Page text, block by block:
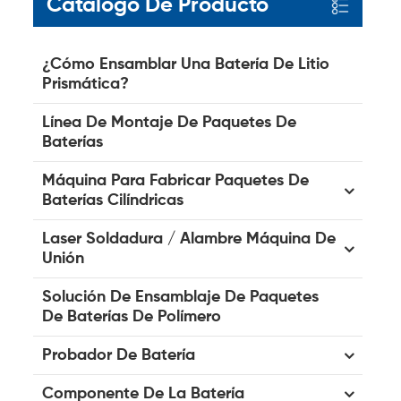
Catalogo De Producto
¿Cómo Ensamblar Una Batería De Litio
Prismática?
Línea De Montaje De Paquetes De
Baterías
Máquina Para Fabricar Paquetes De
Baterías Cilíndricas
Laser Soldadura / Alambre Máquina De
Unión
Solución De Ensamblaje De Paquetes
De Baterías De Polímero
Probador De Batería
Componente De La Batería